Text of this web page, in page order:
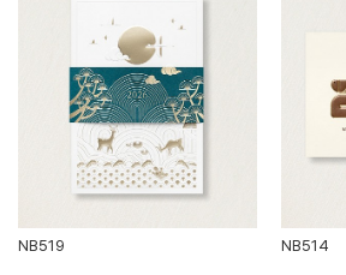
NB519 NB514